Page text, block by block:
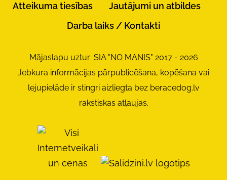
Atteikuma tiesības
Jautājumi un atbildes
Darba laiks / Kontakti
Mājaslapu uztur: SIA "NO MANIS" 2017 - 2026
Jebkura informācijas pārpublicēšana, kopēšana vai
lejupielāde ir stingri aizliegta bez beracedog.lv
rakstiskas atļaujas.